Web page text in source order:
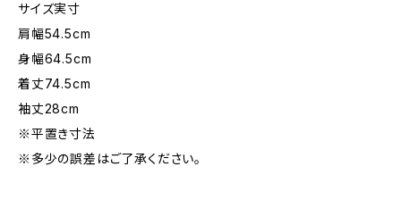
サイズ実寸
肩幅54.5cm
身幅64.5cm
着丈74.5cm
袖丈28cm
※平置き寸法
※多少の誤差はご了承ください。